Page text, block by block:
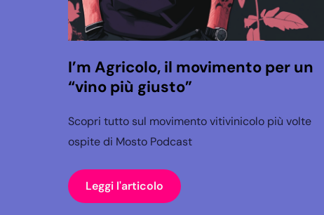
I’m Agricolo, il movimento per un
“vino più giusto”
Scopri tutto sul movimento vitivinicolo più volte
ospite di Mosto Podcast
Leggi l'articolo